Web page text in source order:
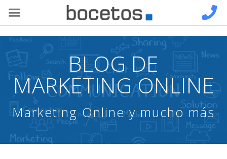
BLOG DE
MARKETING ONLINE
Marketing Online y mucho más